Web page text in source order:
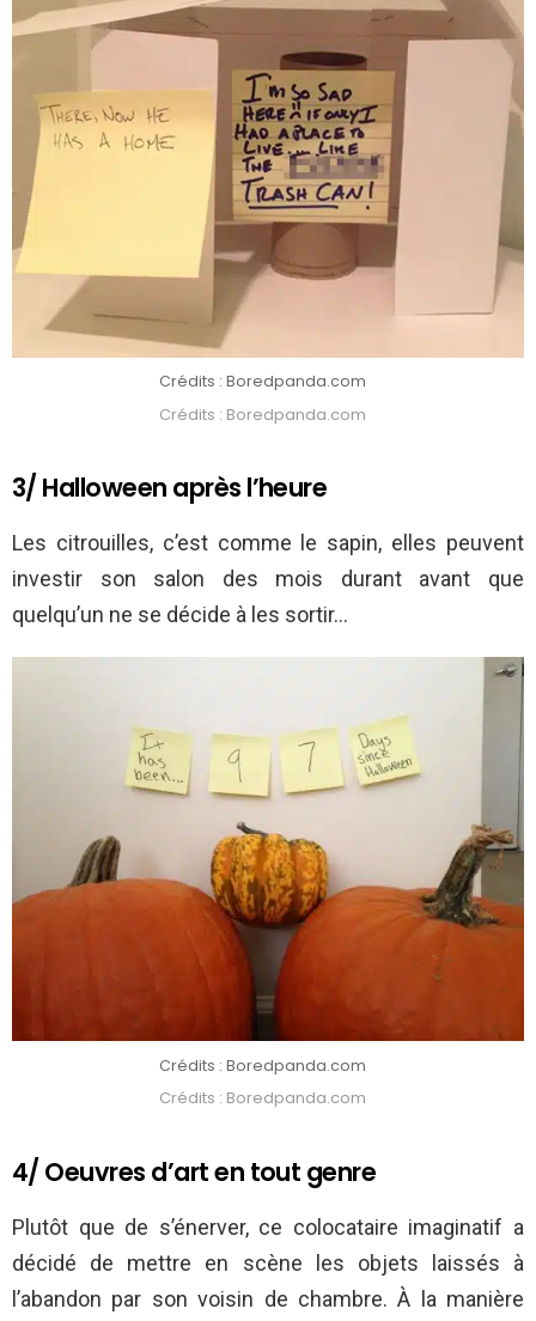
Crédits : Boredpanda.com
Crédits : Boredpanda.com
3/ Halloween après l’heure
Les citrouilles, c’est comme le sapin, elles peuvent
investir son salon des mois durant avant que
quelqu’un ne se décide à les sortir…
Crédits : Boredpanda.com
Crédits : Boredpanda.com
4/ Oeuvres d’art en tout genre
Plutôt que de s’énerver, ce colocataire imaginatif a
décidé de mettre en scène les objets laissés à
l’abandon par son voisin de chambre. À la manière